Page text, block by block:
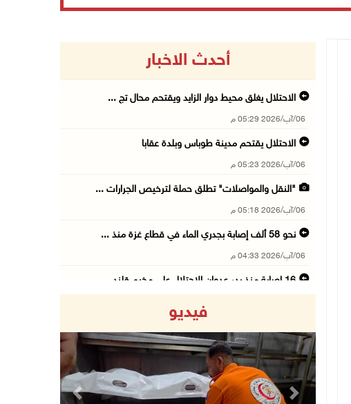
أحدث الاخبار
الاحتلال يغلق محيط دوار الزايد ويقتحم محال تج ...
06/آب/2026 05:29 م
الاحتلال يقتحم مدينة طوباس وبلدة عقابا
06/آب/2026 05:23 م
"النقل والمواصلات" تطلق حملة لترخيص الجرارات ...
06/آب/2026 05:18 م
نحو 58 ألف إصابة بجدري الماء في قطاع غزة منذ ...
06/آب/2026 04:33 م
16 إصابة منذ بدء عدوان الاحتلال على مخيم قلند ...
06/آب/2026 03:06 م
الخليلي تبحث مع النائب العام تعزيز الشراكة في ...
06/آب/2026 02:41 م
فيديو
Previous Next